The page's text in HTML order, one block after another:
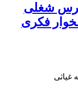
شغلی
فکری
غیاثی